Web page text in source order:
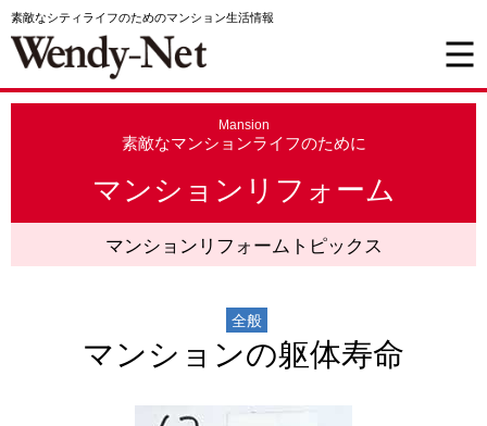
素敵なシティライフのためのマンション生活情報
Mansion
素敵なマンションライフのために
マンションリフォーム
マンションリフォームトピックス
全般
マンションの躯体寿命